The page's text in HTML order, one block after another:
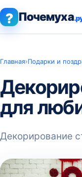
? Почемуха
Главная›Подарки и
для
Декорирование